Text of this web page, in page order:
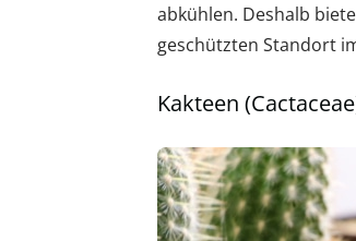
abkühlen. Deshalb
geschützten Standort
Kakteen